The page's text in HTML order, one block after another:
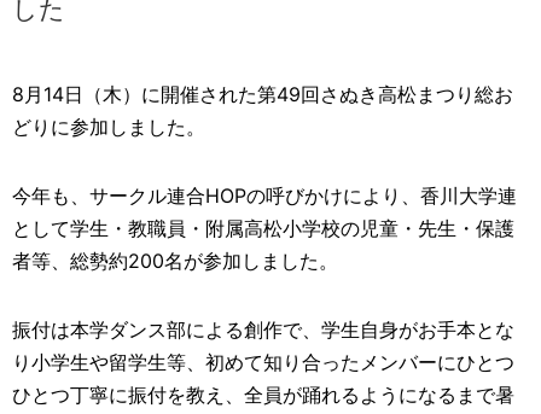
した
8月14日（木）に開催された第49回さぬき高松まつり総お
どりに参加しました。
今年も、サークル連合HOPの呼びかけにより、香川大学連
として学生・教職員・附属高松小学校の児童・先生・保護
者等、総勢約200名が参加しました。
振付は本学ダンス部による創作で、学生自身がお手本とな
り小学生や留学生等、初めて知り合ったメンバーにひとつ
ひとつ丁寧に振付を教え、全員が踊れるようになるまで暑